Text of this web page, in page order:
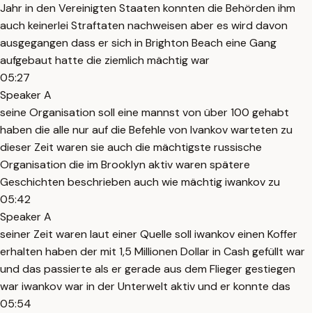
Jahr in den Vereinigten Staaten konnten die Behörden ihm
auch keinerlei Straftaten nachweisen aber es wird davon
ausgegangen dass er sich in Brighton Beach eine Gang
aufgebaut hatte die ziemlich mächtig war
05:27
Speaker A
seine Organisation soll eine mannst von über 100 gehabt
haben die alle nur auf die Befehle von Ivankov warteten zu
dieser Zeit waren sie auch die mächtigste russische
Organisation die im Brooklyn aktiv waren spätere
Geschichten beschrieben auch wie mächtig iwankov zu
05:42
Speaker A
seiner Zeit waren laut einer Quelle soll iwankov einen Koffer
erhalten haben der mit 1,5 Millionen Dollar in Cash gefüllt war
und das passierte als er gerade aus dem Flieger gestiegen
war iwankov war in der Unterwelt aktiv und er konnte das
05:54